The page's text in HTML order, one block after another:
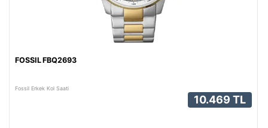
FOSSIL FBQ2693
Fossil Erkek Kol Saati
10.469 TL